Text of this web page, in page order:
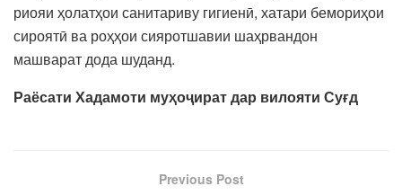
риояи ҳолатҳои санитариву гигиенӣ, хатари бемориҳои
сироятӣ ва роҳҳои сияротшавии шаҳрвандон
машварат дода шуданд.
Раёсати Хадамоти муҳоҷират дар вилояти Суғд
Previous Post